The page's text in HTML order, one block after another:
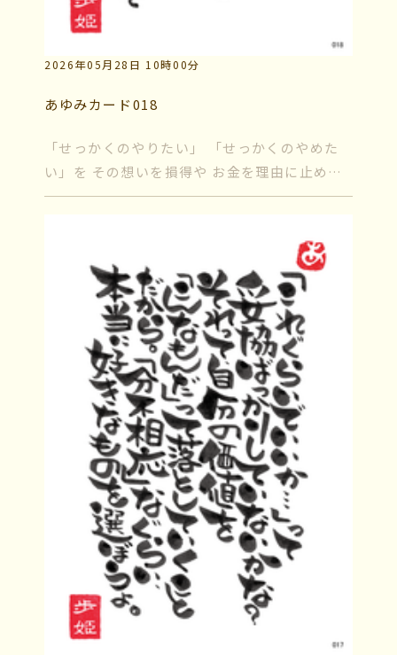
会社案内
あゆみカード018
2026年05月28日 10時00分
「せっかくのやりたい」 「せっかくのやめた
い」を その想いを損得や お金を理由に止めな
いで 要は、自分の直感に素直に生きる！ これ